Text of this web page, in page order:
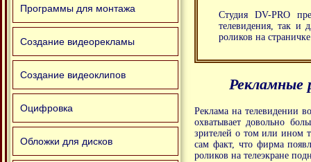
Студия DV-PRO
телевидения, так и
роликов на
Рекламные
Реклама на телевидении
охватывает довольно
зрителей о том или ином
сам факт, что фирма
роликов на телеэкране
Программы для монтажа
Создание видеорекламы
Создание видеоклипов
Оцифровка
Обложки для дисков